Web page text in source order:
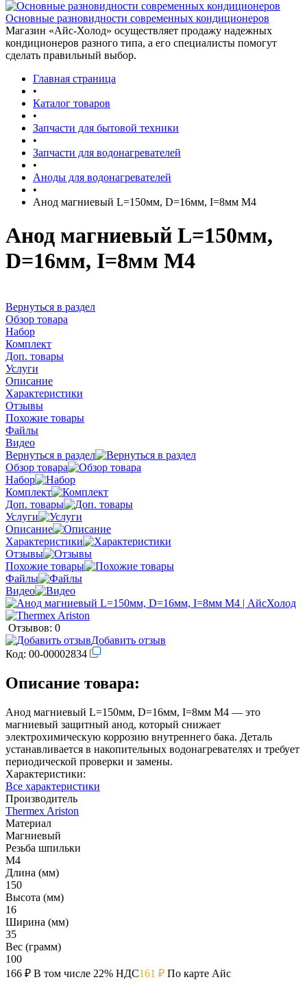
Основные разновидности современных кондиционеров
Магазин «Айс-Холод» осуществляет продажу надежных
кондиционеров разного типа, а его специалисты помогут
сделать правильный выбор.
Главная страница
•
Каталог товаров
•
Запчасти для бытовой техники
•
Запчасти для водонагревателей
•
Аноды для водонагревателей
•
Анод магниевый L=150мм, D=16мм, I=8мм М4
Анод магниевый L=150мм,
D=16мм, I=8мм М4
Вернуться в раздел
Обзор товара
Набор
Комплект
Доп. товары
Услуги
Описание
Характеристики
Отзывы
Похожие товары
Файлы
Видео
Вернуться в раздел
Обзор товара
Набор
Комплект
Доп. товары
Услуги
Описание
Характеристики
Отзывы
Похожие товары
Файлы
Видео
Отзывов: 0
Добавить отзыв
Код: 00-00002834
Описание товара:
Анод магниевый L=150мм, D=16мм, I=8мм М4 — это
магниевый защитный анод, который снижает
электрохимическую коррозию внутреннего бака. Деталь
устанавливается в накопительных водонагревателях и требует
периодической проверки и замены.
Характеристики:
Все характеристики
Производитель
Thermex Ariston
Материал
Магниевый
Резьба шпильки
М4
Длина (мм)
150
Высота (мм)
16
Ширина (мм)
35
Вес (грамм)
100
166 ₽ В том числе 22% НДС161 ₽ По карте Айс